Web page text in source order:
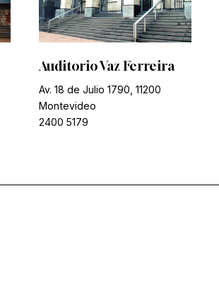
Auditorio Vaz Ferreira
Av. 18 de Julio 1790, 11200
Montevideo
2400 5179